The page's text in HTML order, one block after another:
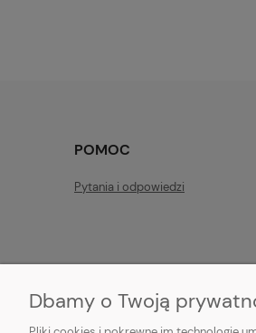
POMOC
Pytania i odpowiedzi
Dbamy o Twoją